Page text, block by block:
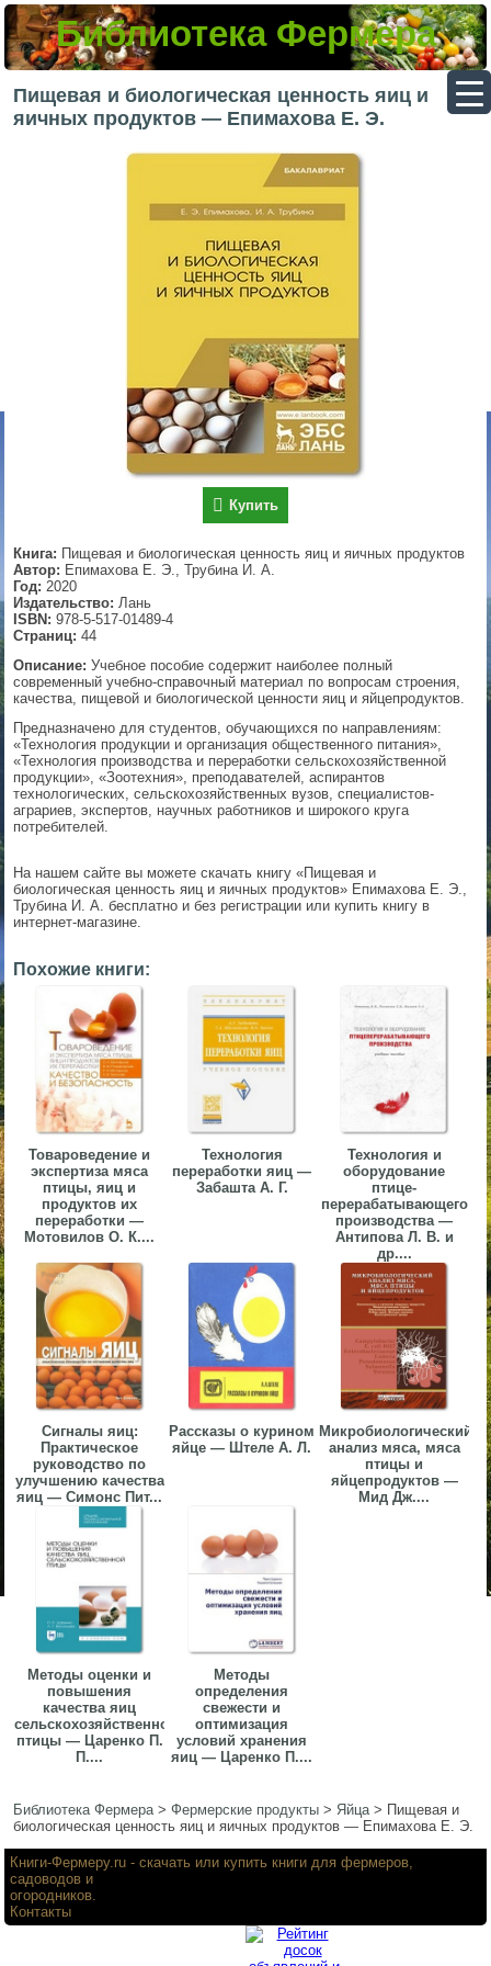
Библиотека Фермера
Пищевая и биологическая ценность яиц и
яичных продуктов — Епимахова Е. Э.
Купить
Книга: Пищевая и биологическая ценность яиц и яичных продуктов
Автор: Епимахова Е. Э., Трубина И. А.
Год: 2020
Издательство: Лань
ISBN: 978-5-517-01489-4
Страниц: 44
Описание: Учебное пособие содержит наиболее полный
современный учебно-справочный материал по вопросам строения,
качества, пищевой и биологической ценности яиц и яйцепродуктов.
Предназначено для студентов, обучающихся по направлениям:
«Технология продукции и организация общественного питания»,
«Технология производства и переработки сельскохозяйственной
продукции», «Зоотехния», преподавателей, аспирантов
технологических, сельскохозяйственных вузов, специалистов-
аграриев, экспертов, научных работников и широкого круга
потребителей.
На нашем сайте вы можете скачать книгу «Пищевая и
биологическая ценность яиц и яичных продуктов» Епимахова Е. Э.,
Трубина И. А. бесплатно и без регистрации или купить книгу в
интернет-магазине.
Похожие книги:
Товароведение и
экспертиза мяса
птицы, яиц и
продуктов их
переработки —
Мотовилов О. К....
Технология
переработки яиц —
Забашта А. Г.
Технология и
оборудование
птице-
перерабатывающего
производства —
Антипова Л. В. и
др....
Сигналы яиц:
Практическое
руководство по
улучшению качества
яиц — Симонс Пит...
Рассказы о курином
яйце — Штеле А. Л.
Микробиологический
анализ мяса, мяса
птицы и
яйцепродуктов —
Мид Дж....
Методы оценки и
повышения
качества яиц
сельскохозяйственной
птицы — Царенко П.
П....
Методы
определения
свежести и
оптимизация
условий хранения
яиц — Царенко П....
Библиотека Фермера>Фермерские продукты > Яйца> Пищевая и
биологическая ценность яиц и яичных продуктов — Епимахова Е. Э.
▼
▼
▼
▼
▼
▼
Книги-Фермеру.ru - скачать или купить книги для фермеров,
садоводов и
огородников.
Контакты